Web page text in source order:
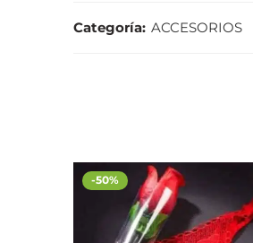
Categoría: ACCESORIOS
-50%